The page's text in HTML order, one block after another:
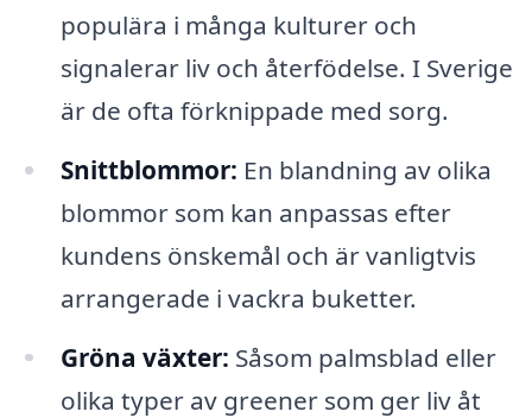
populära i många kulturer och
signalerar liv och återfödelse. I Sverige
är de ofta förknippade med sorg.
Snittblommor: En blandning av olika
blommor som kan anpassas efter
kundens önskemål och är vanligtvis
arrangerade i vackra buketter.
Gröna växter: Såsom palmsblad eller
olika typer av greener som ger liv åt